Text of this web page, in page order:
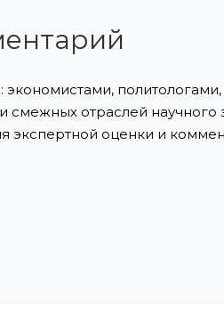
политологами,
смежных отраслей научного
экспертной оценки и